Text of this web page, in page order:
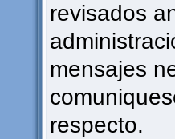
revisados
mensajes
respecto.